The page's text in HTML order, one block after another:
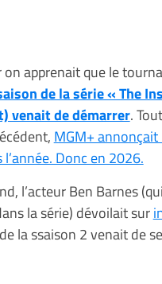
apprenait que le
de la série « The
venait de démarrer.
MGM+
Donc en 2026.
l’acteur Ben Barnes
la série) dévoilait sur
la ssaison 2 venait de